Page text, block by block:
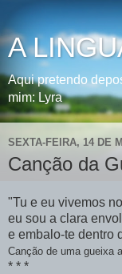
A
Aqui pretendo
mim: Lyra
SEXTA-FEIRA, 14 DE
Canção da
"Tu e eu vivemos
eu sou a clara
e embalo-te dentro
Canção de uma gueixa
* * *